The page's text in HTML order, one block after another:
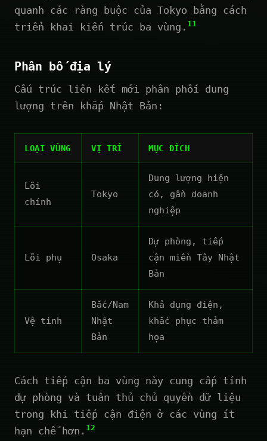
quanh các ràng buộc của Tokyo bằng cách
triển khai kiến trúc ba vùng. 11
Phân bố địa lý
Cấu trúc liên kết mới phân phối dung
lượng trên khắp Nhật Bản:
LOẠI VÙNG VỊ TRÍ MỤC ĐÍCH
Lõi
chính
Tokyo
Dung lượng hiện
có, gần doanh
nghiệp
Lõi phụ Osaka
Dự phòng, tiếp
cận miền Tây Nhật
Bản
Vệ tinh
Bắc/Nam
Nhật
Bản
Khả dụng điện,
khắc phục thảm
họa
Cách tiếp cận ba vùng này cung cấp tính
dự phòng và tuân thủ chủ quyền dữ liệu
trong khi tiếp cận điện ở các vùng ít
hạn chế hơn. 12